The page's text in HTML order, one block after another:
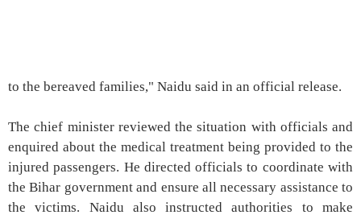
to the bereaved families," Naidu said in an official release.
The chief minister reviewed the situation with officials and
enquired about the medical treatment being provided to the
injured passengers. He directed officials to coordinate with
the Bihar government and ensure all necessary assistance to
the victims. Naidu also instructed authorities to make